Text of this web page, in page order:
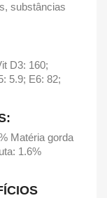
substâncias
D3: 160;
5.9; E6: 82;
Matéria gorda
1.6%